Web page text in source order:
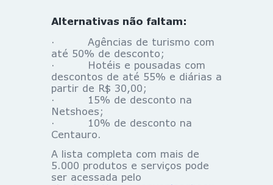
Alternativas não faltam:
· Agências de turismo com
até 50% de desconto;
· Hotéis e pousadas com
descontos de até 55% e diárias a
partir de R$ 30,00;
· 15% de desconto na
Netshoes;
· 10% de desconto na
Centauro.
A lista completa com mais de
5.000 produtos e serviços pode
ser acessada pelo